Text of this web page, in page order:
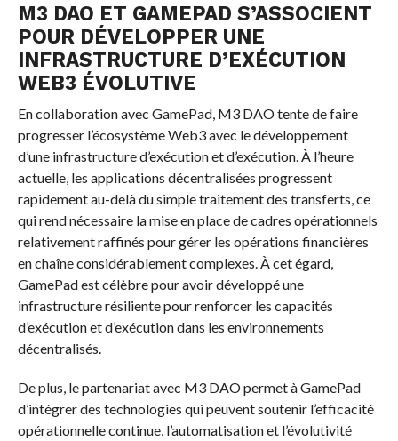
M3 DAO ET GAMEPAD S’ASSOCIENT
POUR DÉVELOPPER UNE
INFRASTRUCTURE D’EXÉCUTION
WEB3 ÉVOLUTIVE
En collaboration avec GamePad, M3 DAO tente de faire
progresser l’écosystème Web3 avec le développement
d’une infrastructure d’exécution et d’exécution. À l’heure
actuelle, les applications décentralisées progressent
rapidement au-delà du simple traitement des transferts, ce
qui rend nécessaire la mise en place de cadres opérationnels
relativement raffinés pour gérer les opérations financières
en chaîne considérablement complexes. À cet égard,
GamePad est célèbre pour avoir développé une
infrastructure résiliente pour renforcer les capacités
d’exécution et d’exécution dans les environnements
décentralisés.
De plus, le partenariat avec M3 DAO permet à GamePad
d’intégrer des technologies qui peuvent soutenir l’efficacité
opérationnelle continue, l’automatisation et l’évolutivité